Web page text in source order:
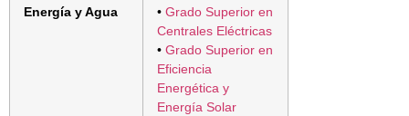
Energía y Agua • Grado Superior en
Centrales Eléctricas
• Grado Superior en
Eficiencia
Energética y
Energía Solar